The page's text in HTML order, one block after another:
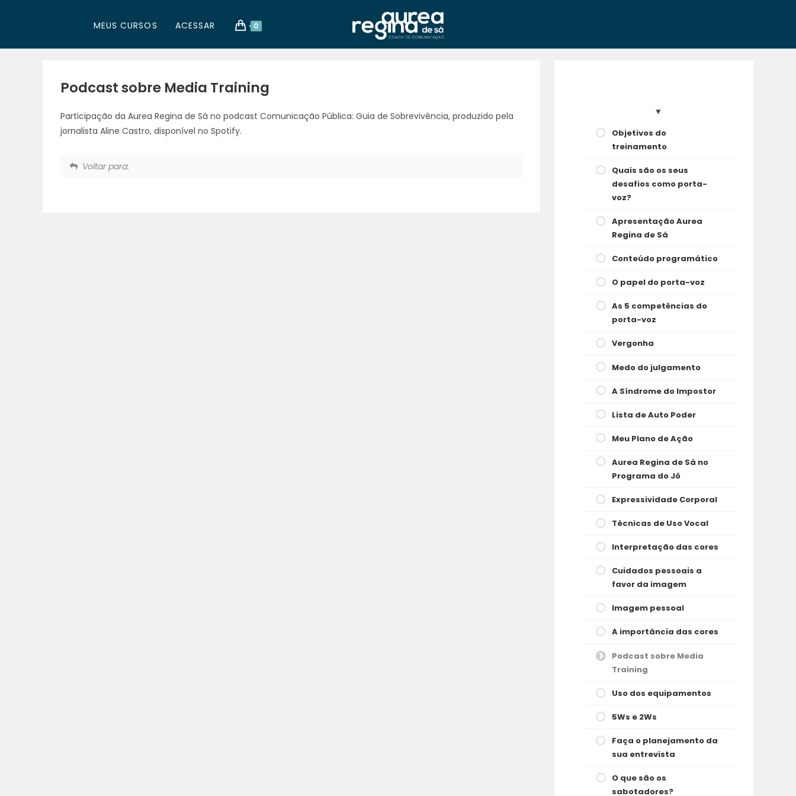
MEUS CURSOS ACESSAR 0
Podcast sobre Media Training
Participação da Aurea Regina de Sá no podcast Comunicação Pública: Guia de Sobrevivência, produzido pela
jornalista Aline Castro, disponível no Spotify.
Voltar para:
Objetivos do
treinamento
Quais são os seus
desafios como porta-
voz?
Apresentação Aurea
Regina de Sá
Conteúdo programático
O papel do porta-voz
As 5 competências do
porta-voz
Vergonha
Medo do julgamento
A Síndrome do Impostor
Lista de Auto Poder
Meu Plano de Ação
Aurea Regina de Sá no
Programa do Jô
Expressividade Corporal
Técnicas de Uso Vocal
Interpretação das cores
Cuidados pessoais a
favor da imagem
Imagem pessoal
A importância das cores
Podcast sobre Media
Training
Uso dos equipamentos
5Ws e 2Ws
Faça o planejamento da
sua entrevista
O que são os
sabotadores?